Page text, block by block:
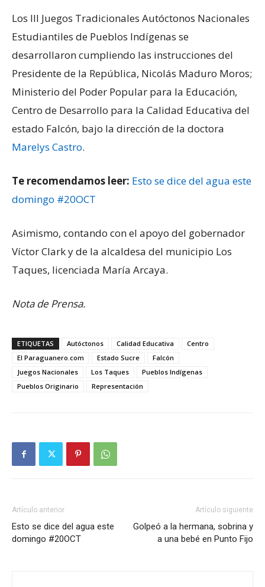
Los III Juegos Tradicionales Autóctonos Nacionales
Estudiantiles de Pueblos Indígenas se
desarrollaron cumpliendo las instrucciones del
Presidente de la República, Nicolás Maduro Moros;
Ministerio del Poder Popular para la Educación,
Centro de Desarrollo para la Calidad Educativa del
estado Falcón, bajo la dirección de la doctora
Marelys Castro.
Te recomendamos leer: Esto se dice del agua este
domingo #20OCT
Asimismo, contando con el apoyo del gobernador
Víctor Clark y de la alcaldesa del municipio Los
Taques, licenciada María Arcaya.
Nota de Prensa.
ETIQUETAS Autóctonos Calidad Educativa
Centro
El Paraguanero.com
Estado Sucre
Falcón
Juegos Nacionales
Los Taques
Pueblos Indígenas
Pueblos Originario
Representación
Artículo anterior
Esto se dice del agua este
domingo #20OCT
Artículo siguiente
Golpeó a la hermana, sobrina y
a una bebé en Punto Fijo